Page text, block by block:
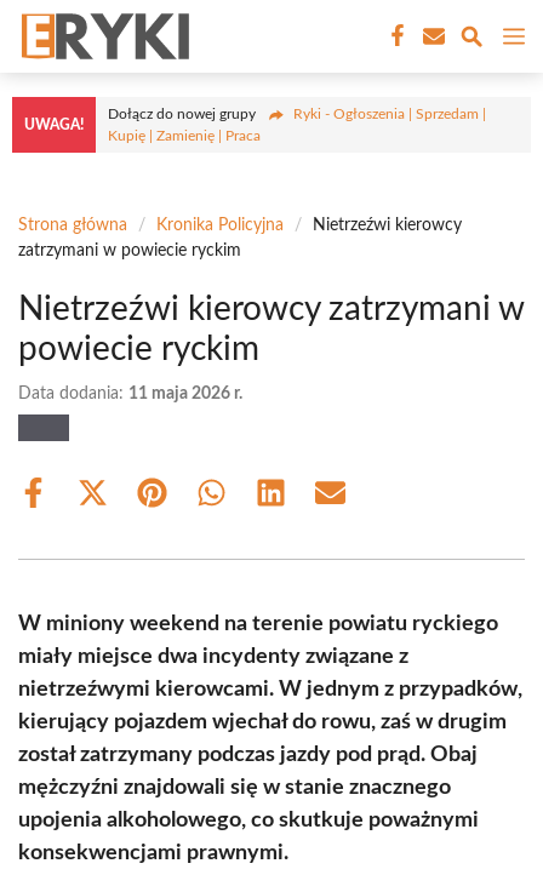
Przejdź
treści
UWAGA!
Dołącz do nowej grupy
Ryki - Ogłoszenia | Sprzedam |
Kupię | Zamienię | Praca
Strona główna / Kronika Policyjna /
Nietrzeźwi kierowcy
zatrzymani w powiecie ryckim
Nietrzeźwi kierowcy zatrzymani w
powiecie ryckim
Data dodania: 11 maja 2026 r.
Share
Share
(Twitter)
Share Share Share Share
W miniony weekend na terenie powiatu ryckiego
miały miejsce dwa incydenty związane z
nietrzeźwymi kierowcami. W jednym z przypadków,
kierujący pojazdem wjechał do rowu, zaś w drugim
został zatrzymany podczas jazdy pod prąd. Obaj
mężczyźni znajdowali się w stanie znacznego
upojenia alkoholowego, co skutkuje poważnymi
konsekwencjami prawnymi.